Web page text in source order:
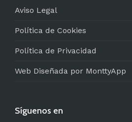
Aviso Legal
Política de Cookies
Política de Privacidad
Web Diseñada por MonttyApp
Síguenos en